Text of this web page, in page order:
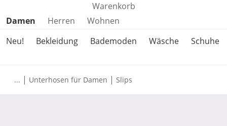
Warenkorb
Produktkategorien überspringen
Damen Herren
Wohnen
Neu!
Bekleidung Bademoden Wäsche Schuhe
... | Unterhosen für Damen | Slips